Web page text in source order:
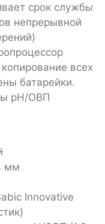
срок службы
непрерывной
всех
батарейки.
pH/ОВП
мм
Innovative